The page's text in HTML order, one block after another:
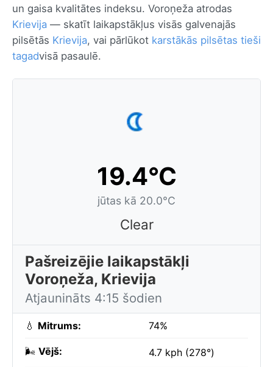
un gaisa kvalitātes indeksu. Voroņeža atrodas
Krievija — skatīt laikapstākļus visās galvenajās
pilsētās Krievija, vai pārlūkot karstākās pilsētas tieši
tagadvisā pasaulē.
19.4°C
jūtas kā 20.0°C
Clear
Pašreizējie laikapstākļi
Voroņeža, Krievija
Atjaunināts 4:15 šodien
💧 Mitrums: 74%
🌬️ Vējš: 4.7 kph (278°)